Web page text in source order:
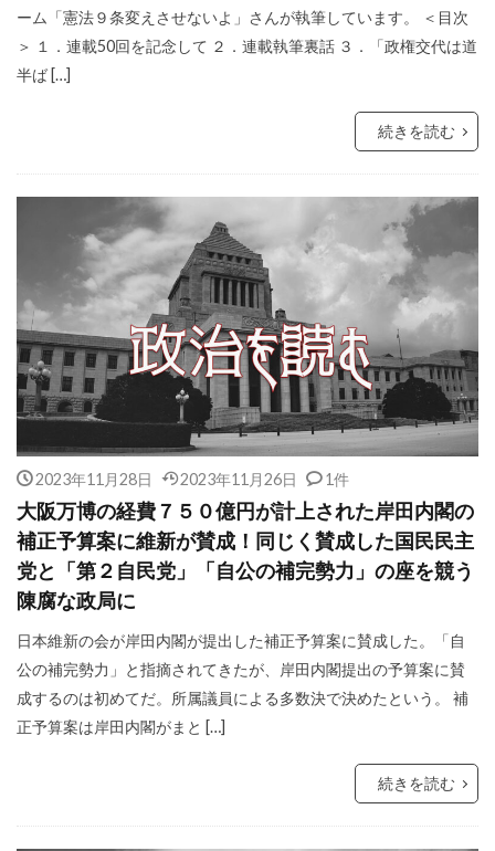
ーム「憲法９条変えさせないよ」さんが執筆しています。 ＜目次
＞ １．連載50回を記念して ２．連載執筆裏話 ３．「政権交代は道
半ば […]
続きを読む
2023年11月28日 2023年11月26日 1件
大阪万博の経費７５０億円が計上された岸田内閣の
補正予算案に維新が賛成！同じく賛成した国民民主
党と「第２自民党」「自公の補完勢力」の座を競う
陳腐な政局に
日本維新の会が岸田内閣が提出した補正予算案に賛成した。「自
公の補完勢力」と指摘されてきたが、岸田内閣提出の予算案に賛
成するのは初めてだ。所属議員による多数決で決めたという。 補
正予算案は岸田内閣がまと […]
続きを読む